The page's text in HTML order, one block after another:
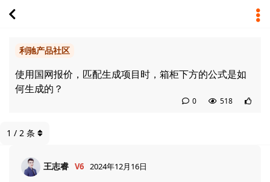
利驰产品社区
使用国网报价，匹配生成项目时，箱柜下方的公式是如
何生成的？
0 518
1 / 2 条
王志睿 V6 2024年12月16日